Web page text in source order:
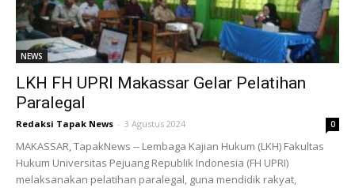
NEWS
LKH FH UPRI Makassar Gelar Pelatihan
Paralegal
Redaksi Tapak News - 3 Agustus 2024 0
MAKASSAR, TapakNews -- Lembaga Kajian Hukum (LKH) Fakultas
Hukum Universitas Pejuang Republik Indonesia (FH UPRI)
melaksanakan pelatihan paralegal, guna mendidik rakyat,